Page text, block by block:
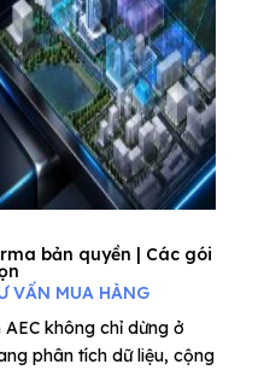
bản quyền | Các gói
VẤN MUA HÀNG
không chỉ dừng ở
phân tích dữ liệu, cộng